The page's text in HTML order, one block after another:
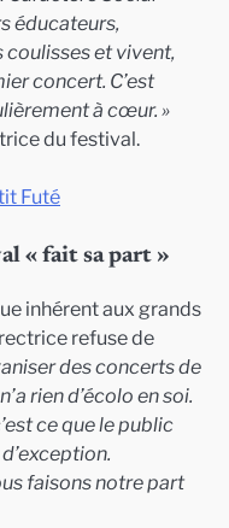
éducateurs,
et vivent,
concert. C’est
à cœur. »
du festival.
Futé
« fait sa part »
inhérent aux grands
refuse de
des concerts de
rien d’écolo en soi.
ce que le public
faisons notre part